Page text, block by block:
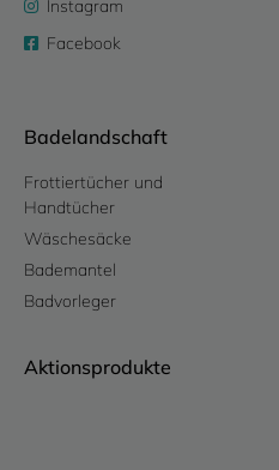
Instagram
Facebook
Badelandschaft
Frottiertücher und
Handtücher
Wäschesäcke
Bademantel
Badvorleger
Aktionsprodukte